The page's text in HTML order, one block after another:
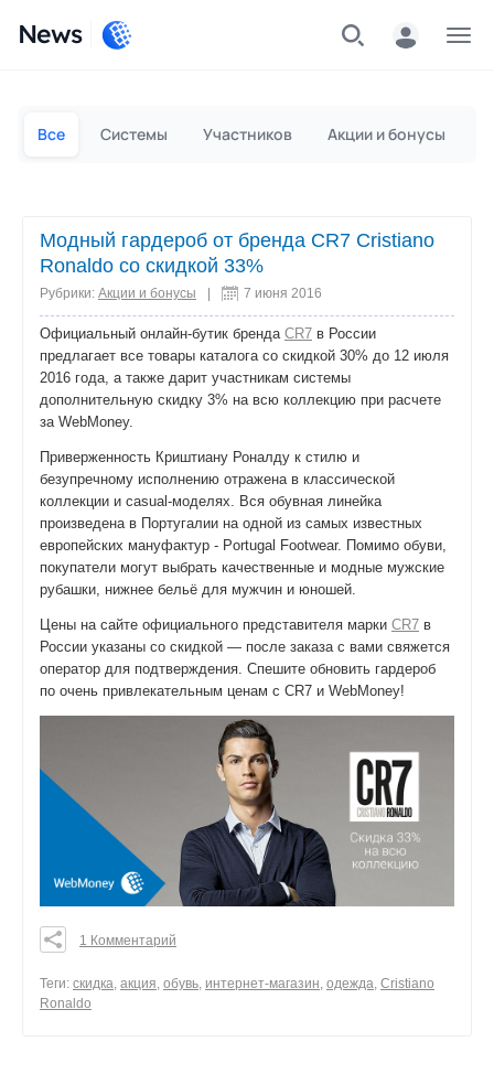
News
Все Системы Участников Акции и бонусы
Модный гардероб от бренда CR7 Cristiano
Ronaldo со скидкой 33%
Рубрики: Акции и бонусы 7 июня 2016
Официальный онлайн-бутик бренда CR7 в России
предлагает все товары каталога со скидкой 30% до 12 июля
2016 года, а также дарит участникам системы
дополнительную скидку 3% на всю коллекцию при расчете
за WebMoney.
Приверженность Криштиану Роналду к стилю и
безупречному исполнению отражена в классической
коллекции и сasual-моделях. Вся обувная линейка
произведена в Португалии на одной из самых известных
европейских мануфактур - Portugal Footwear. Помимо обуви,
покупатели могут выбрать качественные и модные мужские
рубашки, нижнее бельё для мужчин и юношей.
Цены на сайте официального представителя марки CR7 в
России указаны со скидкой — после заказа с вами свяжется
оператор для подтверждения. Спешите обновить гардероб
по очень привлекательным ценам с CR7 и WebMoney!
0
1 Комментарий
Теги: скидка, акция, обувь, интернет-магазин, одежда, Cristiano
Ronaldo